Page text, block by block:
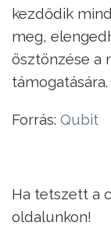
kezdődik
meg,
ösztönzése a
támogatására.
Forrás: Qubit
Ha tetszett a
oldalunkon!